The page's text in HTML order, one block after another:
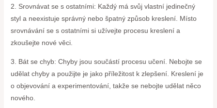
2. Srovnávat se s ostatními: Každý má svůj vlastní jedinečný
styl a neexistuje správný nebo špatný způsob kreslení. Místo
srovnávání se s ostatními si užívejte procesu kreslení a
zkoušejte nové věci.
3. Bát se chyb: Chyby jsou součástí procesu učení. Nebojte se
udělat chyby a použijte je jako příležitost k zlepšení. Kreslení je
o objevování a experimentování, takže se nebojte udělat něco
nového.